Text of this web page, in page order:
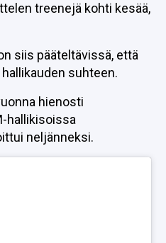
treenejä kohti kesää,
siis pääteltävissä, että
suhteen.
hienosti
hallikisoissa
neljänneksi.